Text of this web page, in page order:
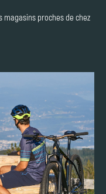
magasins proches de chez